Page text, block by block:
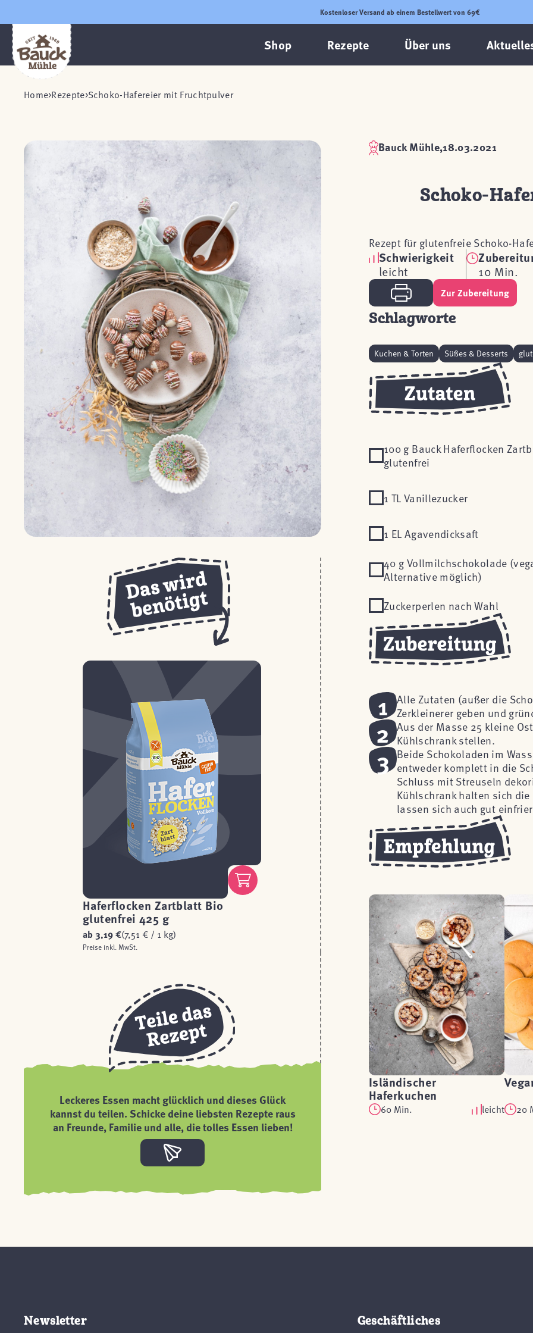
Kostenloser Versand ab einem Bestellwert von 69€
Shop Rezepte Über uns
Home Rezepte Schoko-Hafereier mit Fruchtpulver
Haferflocken Zartblatt Bio
glutenfrei 425 g
ab3,19 €(7,51 € / 1 kg)
Preise inkl. MwSt.
Leckeres Essen macht glücklich und dieses Glück
kannst du teilen. Schicke deine liebsten Rezepte raus
an Freunde, Familie und alle, die tolles Essen lieben!
Bauck Mühle,18.03.2021
Schoko-
Rezept für glutenfreie Schoko-
Schwierigkeit
leicht 10 Min.
Zur Zubereitung
Schlagworte
Kuchen & Torten Süßes & Desserts
100 g Bauck Haferflocken
glutenfrei
1 TL Vanillezucker
1 EL Agavendicksaft
40 g Vollmilchschokolade
Alternative möglich)
Zuckerperlen nach Wahl
1
Alle Zutaten (außer die
Zerkleinerer geben und
2 Aus der Masse 25 kleine
Kühlschrank stellen.
3 Beide Schokoladen im
entweder komplett in die
Schluss mit Streuseln
Kühlschrank halten sich die
lassen sich auch gut
Isländischer
Haferkuchen
60 Min. leicht 20
Newsletter Geschäftliches